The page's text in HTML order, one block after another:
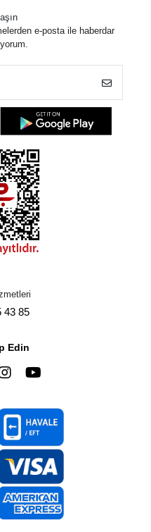
e-posta ile haberdar
43 85
Edin